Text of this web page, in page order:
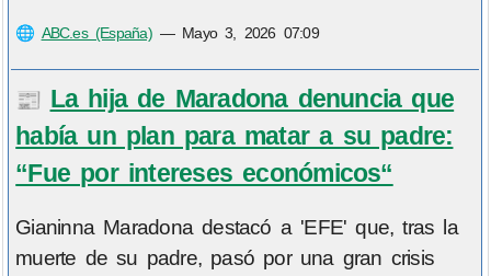
🌐 ABC.es (España)— Mayo 3, 2026 07:09
📰 La hija de Maradona denuncia que
había un plan para matar a su padre:
“Fue por intereses económicos“
Gianinna Maradona destacó a 'EFE' que, tras la
muerte de su padre, pasó por una gran crisis